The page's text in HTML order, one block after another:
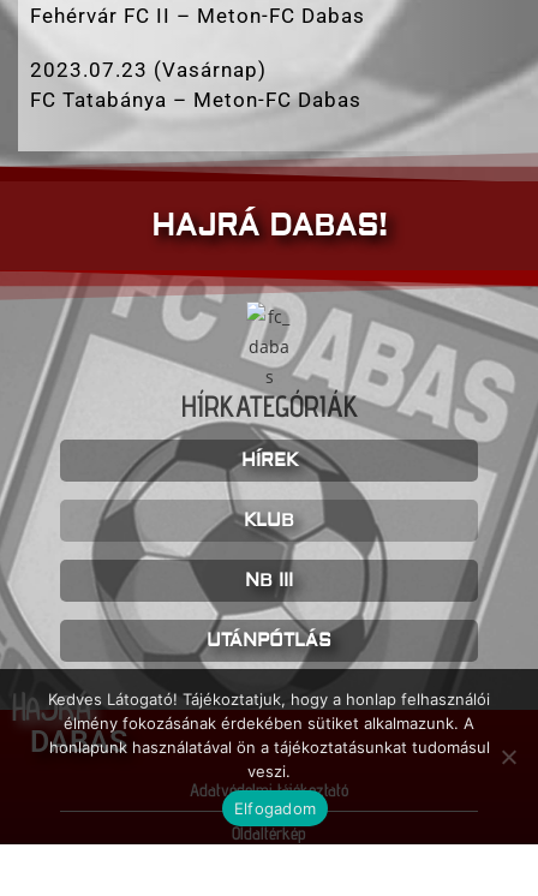
Fehérvár FC II – Meton-FC Dabas
2023.07.23 (Vasárnap)
FC Tatabánya – Meton-FC Dabas
HAJRÁ DABAS!
HÍRKATEGÓRIÁK
HÍREK
KLUB
NB III
UTÁNPÓTLÁS
HAJRÁ
DABAS
Adatvédelmi tájékoztató
Oldaltérkép
Kedves Látogató! Tájékoztatjuk, hogy a honlap felhasználói
élmény fokozásának érdekében sütiket alkalmazunk. A
honlapunk használatával ön a tájékoztatásunkat tudomásul
veszi.
Elfogadom